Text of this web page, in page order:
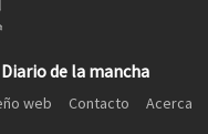
Diario de la mancha
web Contacto
Acerca